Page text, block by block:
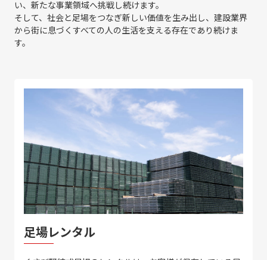
い、新たな事業領域へ挑戦し続けます。
そして、社会と足場をつなぎ新しい価値を生み出し、建設業界
から街に息づくすべての人の生活を支える存在であり続けま
す。
足場レンタル